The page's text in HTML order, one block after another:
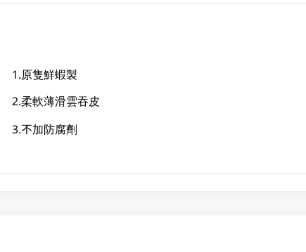
1.原隻鮮蝦製
2.柔軟薄滑雲吞皮
3.不加防腐劑